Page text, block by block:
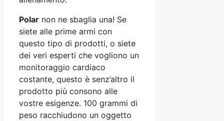
Polar non ne sbaglia una! Se
siete alle prime armi con
questo tipo di prodotti, o siete
dei veri esperti che vogliono un
monitoraggio cardiaco
costante, questo è senz’altro il
prodotto più consono alle
vostre esigenze. 100 grammi di
peso racchiudono un oggetto